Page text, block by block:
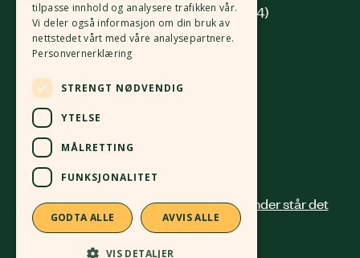
(innkjøring fra Platous gate 14)
Org. nr.982 512 069 MVA
Kontonr.
tilpasse innhold og analysere trafikken vår.
Vi deler også informasjon om din bruk av
nettstedet vårt med våre analysepartnere.
Personvernerklæring
STRENGT NØDVENDIG
YTELSE
MÅLRETTING
FUNKSJONALITET
GODTA ALLE AVVIS ALLE
VIS DETALJER